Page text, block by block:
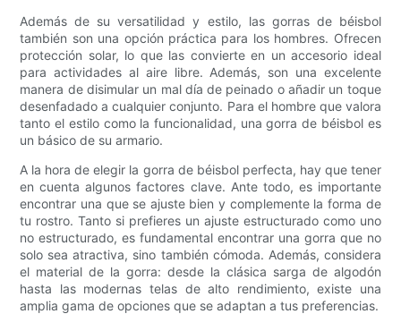
Además de su versatilidad y estilo, las gorras de béisbol
también son una opción práctica para los hombres. Ofrecen
protección solar, lo que las convierte en un accesorio ideal
para actividades al aire libre. Además, son una excelente
manera de disimular un mal día de peinado o añadir un toque
desenfadado a cualquier conjunto. Para el hombre que valora
tanto el estilo como la funcionalidad, una gorra de béisbol es
un básico de su armario.
A la hora de elegir la gorra de béisbol perfecta, hay que tener
en cuenta algunos factores clave. Ante todo, es importante
encontrar una que se ajuste bien y complemente la forma de
tu rostro. Tanto si prefieres un ajuste estructurado como uno
no estructurado, es fundamental encontrar una gorra que no
solo sea atractiva, sino también cómoda. Además, considera
el material de la gorra: desde la clásica sarga de algodón
hasta las modernas telas de alto rendimiento, existe una
amplia gama de opciones que se adaptan a tus preferencias.